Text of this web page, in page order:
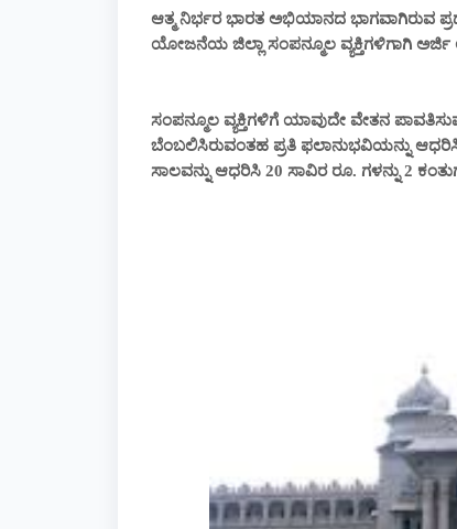
ಆತ್ಮ ನಿರ್ಭರ ಭಾರತ ಅಭಿಯಾನದ ಭಾಗವಾಗಿರುವ
ಯೋಜನೆಯ ಜಿಲ್ಲಾ ಸಂಪನ್ಮೂಲ ವ್ಯಕ್ತಿಗಳಿಗಾಗಿ ಅರ್ಜಿ
ಸಂಪನ್ಮೂಲ ವ್ಯಕ್ತಿಗಳಿಗೆ ಯಾವುದೇ ವೇತನ
ಬೆಂಬಲಿಸಿರುವಂತಹ ಪ್ರತಿ ಫಲಾನುಭವಿಯನ್ನು
ಸಾಲವನ್ನು ಆಧರಿಸಿ 20 ಸಾವಿರ ರೂ. ಗಳನ್ನು 2